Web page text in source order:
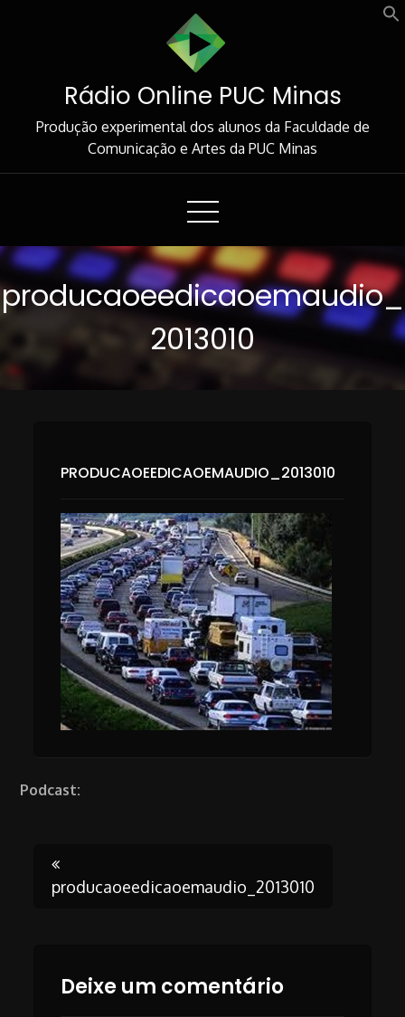
Rádio Online PUC Minas
Produção experimental dos alunos da Faculdade de
Comunicação e Artes da PUC Minas
producaoeedicaoemaudio_
2013010
PRODUCAOEEDICAOEMAUDIO_2013010
Podcast:
Post
producaoeedicaoemaudio_2013010
Deixe um comentário